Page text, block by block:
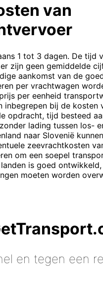
van
1 tot 3 dagen. De tijd
zijn geen gemiddelde
aankomst van de
per vrachtwagen
per eenheid
inbegrepen bij de kosten
opdracht, tijd besteed
lading tussen los-
naar Slovenië
zeevrachtkosten
om een soepel
is goed
moeten worden
en tegen een